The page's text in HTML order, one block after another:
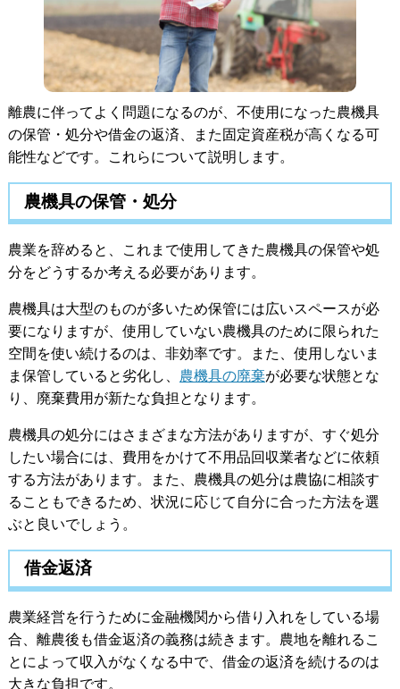
離農に伴ってよく問題になるのが、不使用になった農機具
の保管・処分や借金の返済、また固定資産税が高くなる可
能性などです。これらについて説明します。
農機具の保管・処分
農業を辞めると、これまで使用してきた農機具の保管や処
分をどうするか考える必要があります。
農機具は大型のものが多いため保管には広いスペースが必
要になりますが、使用していない農機具のために限られた
空間を使い続けるのは、非効率です。また、使用しないま
ま保管していると劣化し、 農機具の廃棄が必要な状態とな
り、廃棄費用が新たな負担となります。
農機具の処分にはさまざまな方法がありますが、すぐ処分
したい場合には、費用をかけて不用品回収業者などに依頼
する方法があります。また、農機具の処分は農協に相談す
ることもできるため、状況に応じて自分に合った方法を選
ぶと良いでしょう。
借金返済
農業経営を行うために金融機関から借り入れをしている場
合、離農後も借金返済の義務は続きます。農地を離れるこ
とによって収入がなくなる中で、借金の返済を続けるのは
大きな負担です。